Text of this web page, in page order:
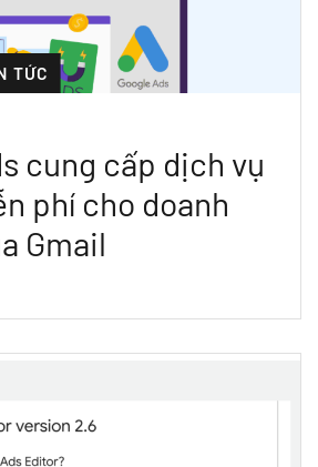
TỨC
cung cấp dịch vụ
phí cho doanh
Gmail